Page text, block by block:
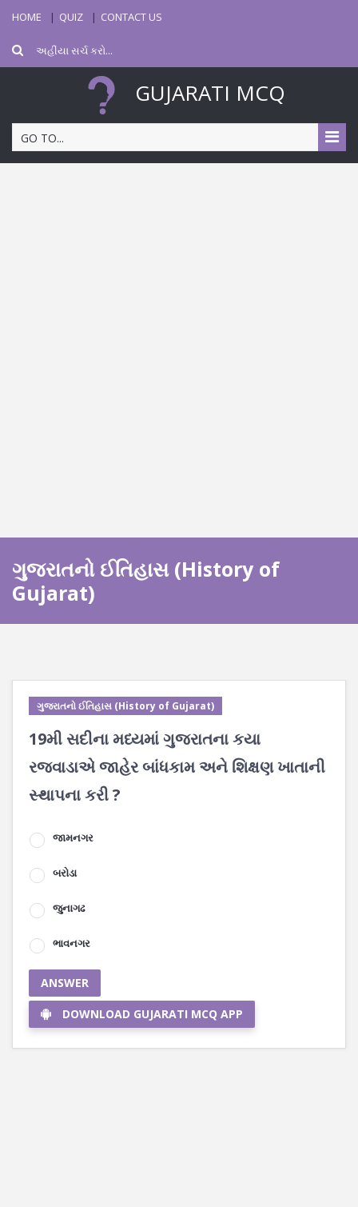
HOME QUIZ CONTACT US
GUJARATI MCQ
GO TO...
ગુજરાતનો ઈતિહાસ (History of
Gujarat)
ગુજરાતનો ઈતિહાસ (History of Gujarat)
19મી સદીના મધ્યમાં ગુજરાતના કયા
રજવાડાએ જાહેર બાંધકામ અને શિક્ષણ ખાતાની
સ્થાપના કરી ?
જામનગર
બરોડા
જુનાગઢ
ભાવનગર
ANSWER
DOWNLOAD GUJARATI MCQ APP